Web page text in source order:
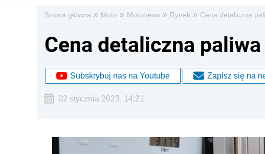
Strona główna » Moto » Motonews » Rynek » Cena detaliczna
Cena detaliczna
Subskrybuj nas na Youtube Zapisz się na
02 stycznia 2023, 14:21